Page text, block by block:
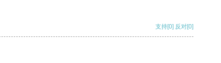
支持[0] 反对[0]